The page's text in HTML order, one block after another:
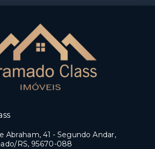
Abraham, 41 - Segundo Andar,
RS, 95670-088